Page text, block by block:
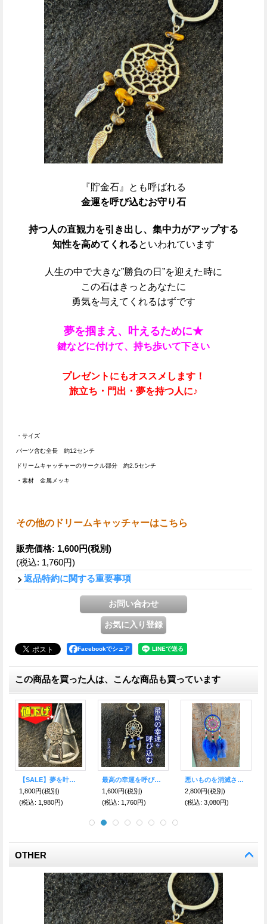
『貯金石』とも呼ばれる
金運を呼び込むお守り石
持つ人の直観力を引き出し、 集中力がアップする
知性を高めてくれるといわれています
人生の中で大きな”勝負の日”を迎えた時に
この石はきっとあなたに
勇気を与えてくれるはずです
夢を掴まえ、叶えるために★
鍵などに付けて、持ち歩いて下さい
プレゼントにもオススメします！
旅立ち・門出・夢を持つ人に♪
・サイズ
パーツ含む全長 約12センチ
ドリームキャッチャーのサークル部分 約2.5センチ
・素材 金属メッキ
その他のドリームキャッチャーはこちら
販売価格: 1,600円(税別)
(税込: 1,760円)
返品特約に関する重要事項
Facebookでシェア
この商品を買った人は、こんな商品も買っています
【SALE】夢を叶えてリング★ドリームキャッチャー S
1,800円(税別)
(税込: 1,980円)
最高の幸運を呼び込み夢を掴まえる★ドリームキャッチャー キーホルダー ラピスラズリ付
1,600円(税別)
(税込: 1,760円)
悪いものを消滅させ夢を掴む！ドリームキャッチャーM【e】
2,800円(税別)
(税込: 3,080円)
OTHER